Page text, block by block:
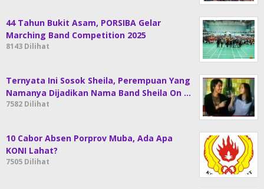
44 Tahun Bukit Asam, PORSIBA Gelar
Marching Band Competition 2025
8143 Dilihat
Ternyata Ini Sosok Sheila, Perempuan Yang
Namanya Dijadikan Nama Band Sheila On …
7582 Dilihat
10 Cabor Absen Porprov Muba, Ada Apa
KONI Lahat?
7505 Dilihat